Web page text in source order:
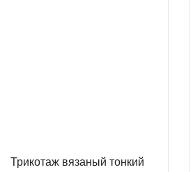
Трикотаж вязаный тонкий